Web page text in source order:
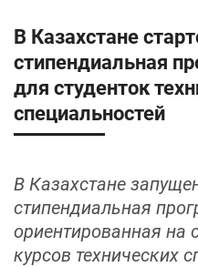
В Казахстане
стипендиальная
для студенток
специальностей
В Казахстане
стипендиальная
ориентированная на
курсов технических